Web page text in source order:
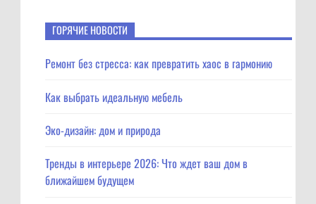
ГОРЯЧИЕ НОВОСТИ
Ремонт без стресса: как превратить хаос в гармонию
Как выбрать идеальную мебель
Эко-дизайн: дом и природа
Тренды в интерьере 2026: Что ждет ваш дом в
ближайшем будущем